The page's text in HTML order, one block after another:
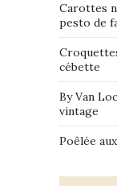
Carottes
pesto de
cébette
By Van
vintage
Poêlée